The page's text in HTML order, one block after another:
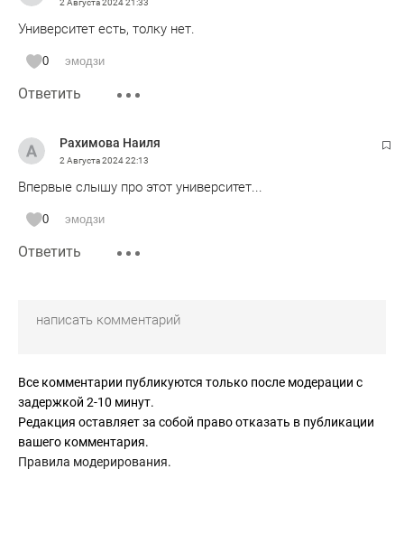
2 Августа 202421:33
Университет есть, толку нет.
0 эмодзи
Ответить
Рахимова Наиля
2 Августа 202422:13
Впервые слышу про этот университет...
0 эмодзи
Ответить
Все комментарии публикуются только после модерации с
задержкой 2-10 минут.
Редакция оставляет за собой право отказать в публикации
вашего комментария.
Правила модерирования.